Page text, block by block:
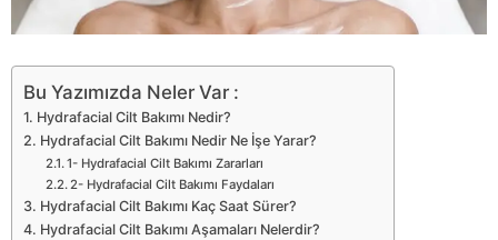
Bu Yazımızda Neler Var :
Hydrafacial Cilt Bakımı Nedir?
Hydrafacial Cilt Bakımı Nedir Ne İşe Yarar?
1- Hydrafacial Cilt Bakımı Zararları
2- Hydrafacial Cilt Bakımı Faydaları
Hydrafacial Cilt Bakımı Kaç Saat Sürer?
Hydrafacial Cilt Bakımı Aşamaları Nelerdir?